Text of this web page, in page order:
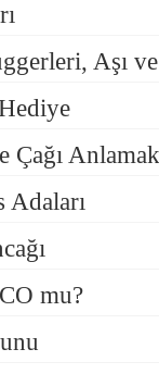
Aşı
Çağı Anlamak
Adaları
mu?